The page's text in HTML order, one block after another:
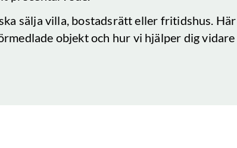
sälja villa, bostadsrätt eller fritidshus.
objekt och hur vi hjälper dig